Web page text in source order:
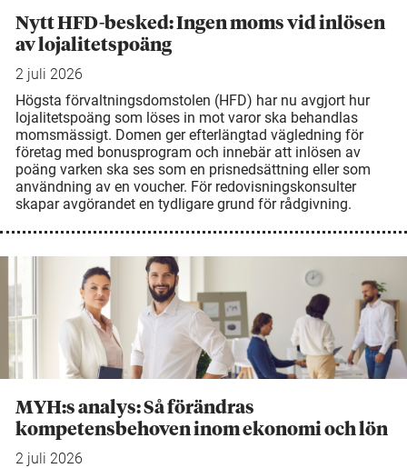
Nytt HFD-besked: Ingen moms vid inlösen
av lojalitetspoäng
2 juli 2026
Högsta förvaltningsdomstolen (HFD) har nu avgjort hur
lojalitetspoäng som löses in mot varor ska behandlas
momsmässigt. Domen ger efterlängtad vägledning för
företag med bonusprogram och innebär att inlösen av
poäng varken ska ses som en prisnedsättning eller som
användning av en voucher. För redovisningskonsulter
skapar avgörandet en tydligare grund för rådgivning.
MYH:s analys: Så förändras
kompetensbehoven inom ekonomi och lön
2 juli 2026